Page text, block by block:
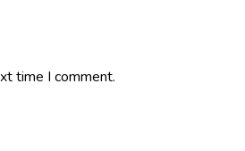
time I comment.